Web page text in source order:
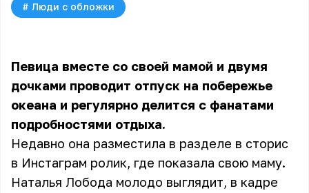
# Люди с обложки
Певица вместе со своей мамой и двумя
дочками проводит отпуск на побережье
океана и регулярно делится с фанатами
подробностями отдыха.
Недавно она разместила в разделе в сторис
в Инстаграм ролик, где показала свою маму.
Наталья Лобода молодо выглядит, в кадре